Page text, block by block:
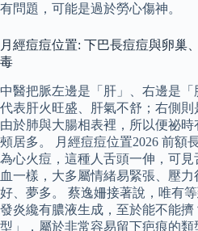
有問題，可能是過於勞心傷神。
月經痘痘位置: 下巴長痘痘與卵巢
毒
中醫把脈左邊是「肝」、右邊是
代表肝火旺盛、肝氣不舒；右側則
由於肺與大腸相表裡，所以便祕
頰居多。 月經痘痘位置2026 前額
為心火痘，這種人舌頭一伸，可
血一樣，大多屬情緒易緊張、壓
好、夢多。 蔡逸姍接著說，唯有
發炎纔有膿液生成，至於能不能
型」，屬於非常容易留下疤痕的